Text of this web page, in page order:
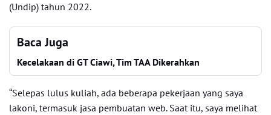
(Undip) tahun 2022.
Baca Juga
Kecelakaan di GT Ciawi, Tim TAA Dikerahkan
“Selepas lulus kuliah, ada beberapa pekerjaan yang saya
lakoni, termasuk jasa pembuatan web. Saat itu, saya melihat